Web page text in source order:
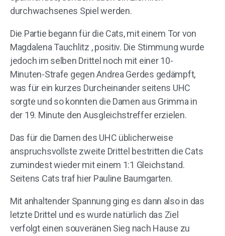
durchwachsenes Spiel werden.
Die Partie begann für die Cats, mit einem Tor von
Magdalena Tauchlitz , positiv. Die Stimmung wurde
jedoch im selben Drittel noch mit einer 10-
Minuten-Strafe gegen Andrea Gerdes gedämpft,
was für ein kurzes Durcheinander seitens UHC
sorgte und so konnten die Damen aus Grimma in
der 19. Minute den Ausgleichstreffer erzielen.
Das für die Damen des UHC üblicherweise
anspruchsvollste zweite Drittel bestritten die Cats
zumindest wieder mit einem 1:1 Gleichstand.
Seitens Cats traf hier Pauline Baumgarten.
Mit anhaltender Spannung ging es dann also in das
letzte Drittel und es wurde natürlich das Ziel
verfolgt einen souveränen Sieg nach Hause zu